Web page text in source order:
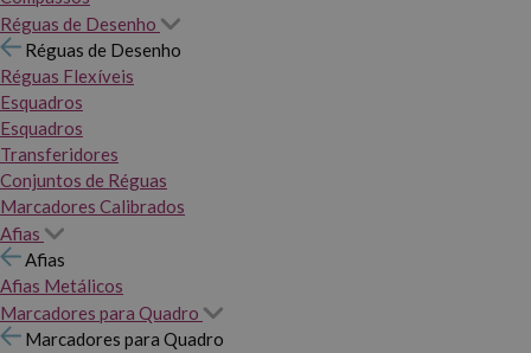
Réguas de Desenho
Réguas de Desenho
Réguas Flexíveis
Esquadros
Esquadros
Transferidores
Conjuntos de Réguas
Marcadores Calibrados
Afias
Afias
Afias Metálicos
Marcadores para Quadro
Marcadores para Quadro